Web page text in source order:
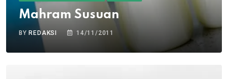
Mahram Susuan
BY REDAKSI 14/11/2011